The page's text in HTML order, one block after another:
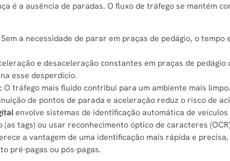
é a ausência de paradas. O fluxo de tráfego se mantém
Sem a necessidade de parar em praças de pedágio, o tempo
e desaceleração constantes em praças de pedágio
esse desperdício.
O tráfego mais fluido contribui para um ambiente mais limpo.
de pontos de parada e aceleração reduz o risco de
envolve sistemas de identificação automática de veículos
tags) ou usar reconhecimento óptico de caracteres
a vantagem de uma identificação mais rápida e
pré-pagas ou pós-pagas.